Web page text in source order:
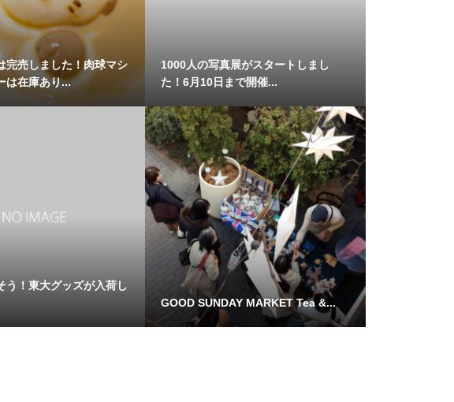
完売しました！肉球マシ
は在庫あり...
1000人の写真展がスタートしまし
た！6月10日まで開催...
う！東大グッズが入荷し
GOOD SUNDAY MARKET Tea &...